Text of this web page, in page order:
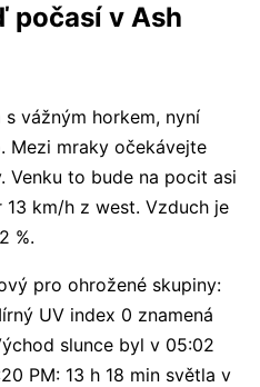
počasí v Ash
vážným horkem, nyní
Mezi mraky očekávejte
Venku to bude na pocit asi
km/h z west. Vzduch je
%.
pro ohrožené skupiny:
UV index 0 znamená
slunce byl v 05:02
PM: 13 h 18 min světla v